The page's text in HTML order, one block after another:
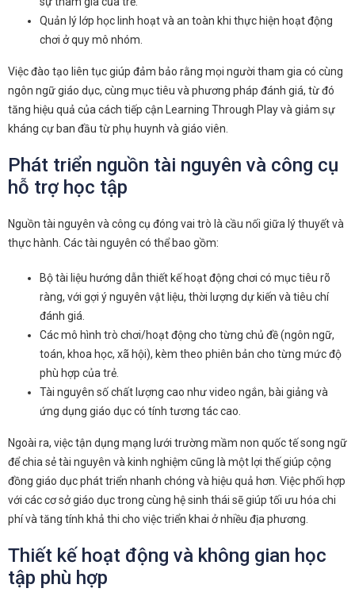
Quản lý lớp học linh hoạt và an toàn khi thực hiện hoạt động
chơi ở quy mô nhóm.
Việc đào tạo liên tục giúp đảm bảo rằng mọi người tham gia có cùng
ngôn ngữ giáo dục, cùng mục tiêu và phương pháp đánh giá, từ đó
tăng hiệu quả của cách tiếp cận Learning Through Play và giảm sự
kháng cự ban đầu từ phụ huynh và giáo viên.
Phát triển nguồn tài nguyên và công cụ
hỗ trợ học tập
Nguồn tài nguyên và công cụ đóng vai trò là cầu nối giữa lý thuyết và
thực hành. Các tài nguyên có thể bao gồm:
Bộ tài liệu hướng dẫn thiết kế hoạt động chơi có mục tiêu rõ
ràng, với gợi ý nguyên vật liệu, thời lượng dự kiến và tiêu chí
đánh giá.
Các mô hình trò chơi/hoạt động cho từng chủ đề (ngôn ngữ,
toán, khoa học, xã hội), kèm theo phiên bản cho từng mức độ
phù hợp của trẻ.
Tài nguyên số chất lượng cao như video ngắn, bài giảng và
ứng dụng giáo dục có tính tương tác cao.
Ngoài ra, việc tận dụng mạng lưới trường mầm non quốc tế song ngữ
để chia sẻ tài nguyên và kinh nghiệm cũng là một lợi thế giúp cộng
đồng giáo dục phát triển nhanh chóng và hiệu quả hơn. Việc phối hợp
với các cơ sở giáo dục trong cùng hệ sinh thái sẽ giúp tối ưu hóa chi
phí và tăng tính khả thi cho việc triển khai ở nhiều địa phương.
Thiết kế hoạt động và không gian học
tập phù hợp